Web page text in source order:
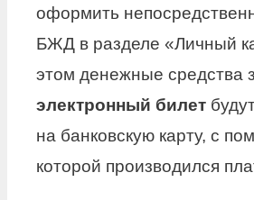
оформить
БЖД в разделе «Личный
этом денежные средства
электронный билет
на банковскую карту, с
которой производился